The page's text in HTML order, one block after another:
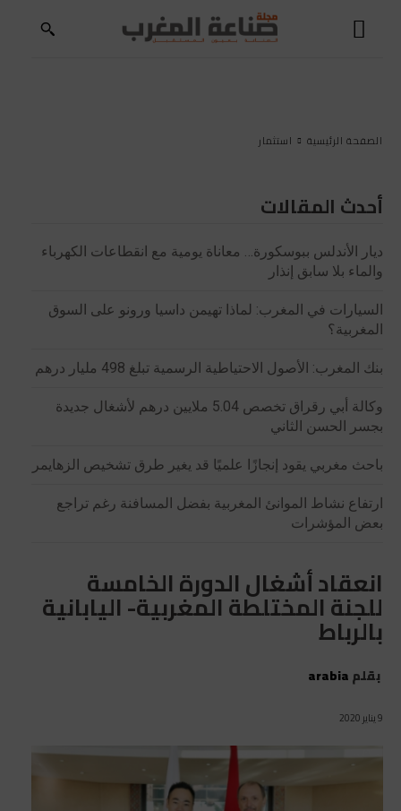
الصفحة الرئيسية استثمار
أحدث المقالات
ديار الأندلس ببوسكورة… معاناة يومية مع انقطاعات الكهرباء
والماء بلا سابق إنذار
السيارات في المغرب: لماذا تهيمن داسيا ورونو على السوق
المغربية؟
بنك المغرب: الأصول الاحتياطية الرسمية تبلغ 498 مليار درهم
وكالة أبي رقراق تخصص 5.04 ملايين درهم لأشغال جديدة
بجسر الحسن الثاني
باحث مغربي يقود إنجازًا علميًا قد يغير طرق تشخيص الزهايمر
ارتفاع نشاط الموانئ المغربية بفضل المسافنة رغم تراجع
بعض المؤشرات
انعقاد أشغال الدورة الخامسة
للجنة المختلطة المغربية- اليابانية
بالرباط
بقلمarabia
9 يناير 2020